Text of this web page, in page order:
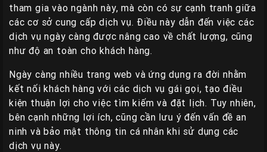
tham gia vào ngành này, mà còn có sự cạnh tranh giữa
các cơ sở cung cấp dịch vụ. Điều này dẫn đến việc các
dịch vụ ngày càng được nâng cao về chất lượng, cũng
như độ an toàn cho khách hàng.
Ngày càng nhiều trang web và ứng dụng ra đời nhằm
kết nối khách hàng với các dịch vụ gái gọi, tạo điều
kiện thuận lợi cho việc tìm kiếm và đặt lịch. Tuy nhiên,
bên cạnh những lợi ích, cũng cần lưu ý đến vấn đề an
ninh và bảo mật thông tin cá nhân khi sử dụng các
dịch vụ này.